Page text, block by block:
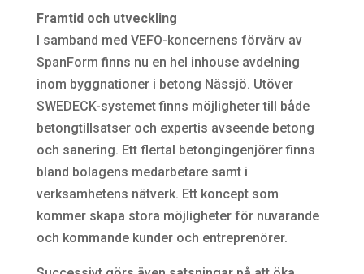
Framtid och utveckling
I samband med VEFO-koncernens förvärv av
SpanForm finns nu en hel inhouse avdelning
inom byggnationer i betong Nässjö. Utöver
SWEDECK-systemet finns möjligheter till både
betongtillsatser och expertis avseende betong
och sanering. Ett flertal betongingenjörer finns
bland bolagens medarbetare samt i
verksamhetens nätverk. Ett koncept som
kommer skapa stora möjligheter för nuvarande
och kommande kunder och entreprenörer.